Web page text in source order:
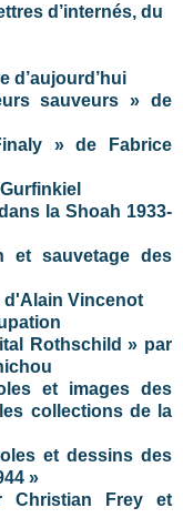
d’internés, du
d’aujourd’hui
sauveurs » de
» de Fabrice
la Shoah 1933-
et sauvetage des
d'Alain Vincenot
Rothschild » par
et images des
collections de la
et dessins des
»
Christian Frey et